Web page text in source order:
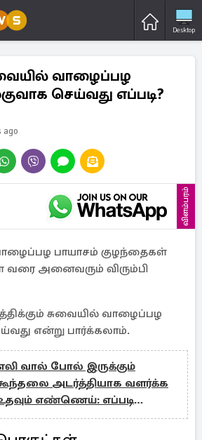
Desktop
வாழைப்பழ
செய்வது எப்படி?
ago
விளம்பரம்
பாயாசம் குழந்தைகள்
வரை அனைவரும் விரும்பி
சுவையில் வாழைப்பழ
என்று பார்க்கலாம்.
வால் போல் இருக்கும்
அடர்த்தியாக வளர்க்க
எண்ணெய்: எப்படி